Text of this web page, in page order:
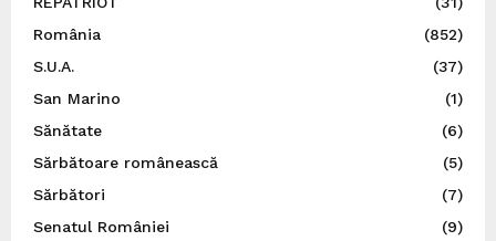
România
(852)
S.U.A.
(37)
San Marino
(1)
Sănătate
(6)
Sărbătoare românească
(5)
Sărbători
(7)
Senatul României
(9)